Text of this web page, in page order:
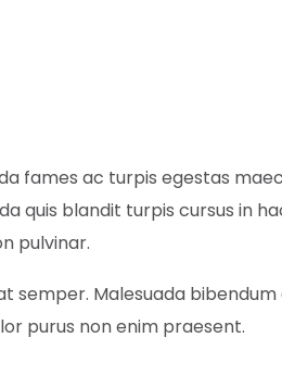
fames ac turpis egestas
quis blandit turpis cursus in
pulvinar.
semper. Malesuada
purus non enim praesent.